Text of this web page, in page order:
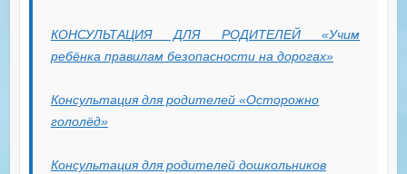
КОНСУЛЬТАЦИЯ ДЛЯ РОДИТЕЛЕЙ «Учим
ребёнка правилам безопасности на дорогах»
Консультация для родителей «Осторожно
гололёд»
Консультация для родителей дошкольников